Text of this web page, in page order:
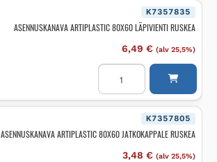
K7357835
ASENNUSKANAVA ARTIPLASTIC 80X60 LÄPIVIENTI RUSKEA
6,49 € (alv 25,5%)
ASENNUSKANAVA
ARTIPLASTIC
80X60
LÄPIVIENTI
RUSKEA
K7357805
ASENNUSKANAVA ARTIPLASTIC 80X60 JATKOKAPPALE RUSKEA
3,48 € (alv 25,5%)